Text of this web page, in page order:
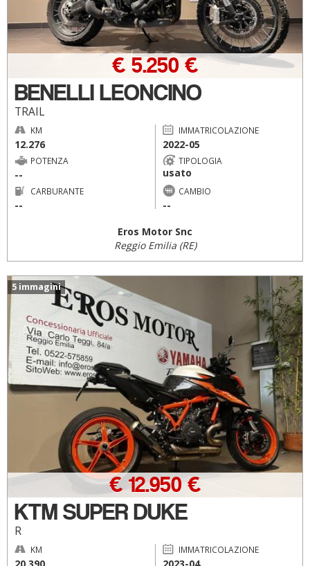
BENELLI LEONCINO
TRAIL
€ 5.250 €
KM
12.276
IMMATRICOLAZIONE
2022-05
POTENZA
--
TIPOLOGIA
usato
CARBURANTE
--
CAMBIO
--
Eros Motor Snc
Reggio Emilia (RE)
5 immagini
KTM SUPER DUKE
R
€ 12.950 €
KM
20.390
IMMATRICOLAZIONE
2023-04